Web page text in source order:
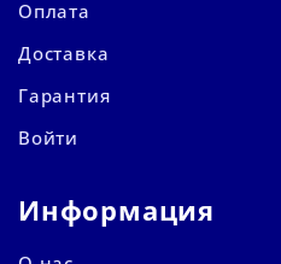
Оплата
Доставка
Гарантия
Войти
Информация